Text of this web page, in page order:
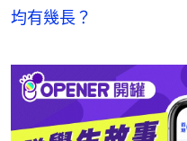
均有幾長？